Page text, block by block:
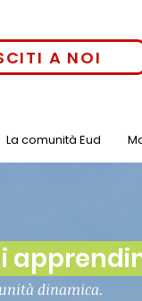
A NOI
La comunità Eud
dinamica.